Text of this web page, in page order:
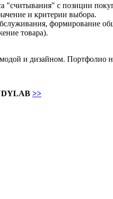
"считывания" с позиции
и критерии выбора.
формирование
товара).
и дизайном. Портфолио
>>